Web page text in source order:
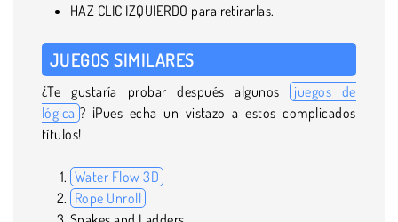
HAZ CLIC IZQUIERDO para retirarlas.
JUEGOS SIMILARES
¿Te gustaría probar después algunos juegos de
lógica ? ¡Pues echa un vistazo a estos complicados
títulos!
Water Flow 3D
Rope Unroll